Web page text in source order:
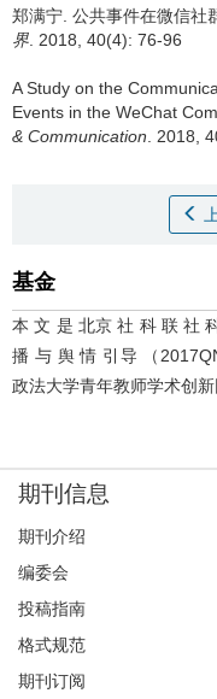
郑满宁. 公共事件在微信社
界 . 2018, 40(4): 76-96
A Study on the
Events in the WeChat
& Communication . 2018,
基金
本 文 是 北京 社 科 联 社
播 与 舆 情 引导 （
政法大学青年教师学术创
期刊信息
期刊介绍
编委会
投稿指南
格式规范
期刊订阅